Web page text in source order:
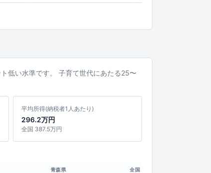
低い水準です。 子育て世代にあたる25〜
平均所得(納税者1人あたり)
296.2万円
全国 387.5万円
青森県 全国